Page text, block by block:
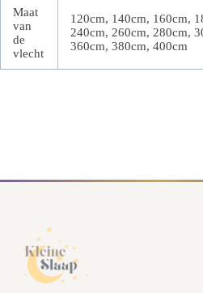
Maat
van
de
vlecht
120cm, 140cm, 160cm,
240cm, 260cm, 280cm,
360cm, 380cm, 400cm